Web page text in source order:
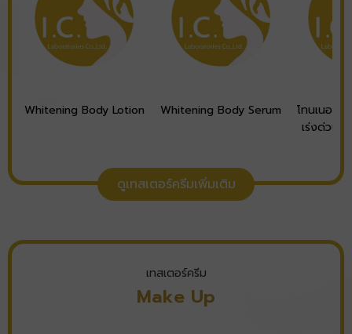
Whitening Body Lotion Whitening Body Serum
โทนเนอร์บ
เร่งด่วน (
ดูเทสเตอร์ครีมเพิ่มเติม
เทสเตอร์ครีม
Make Up